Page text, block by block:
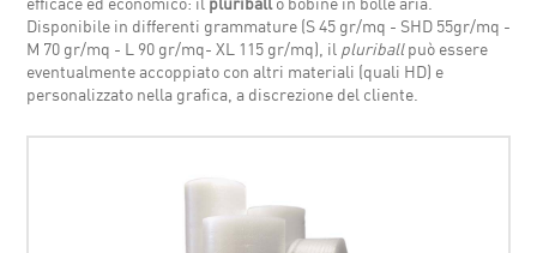
Disponibile in differenti grammature (S 45 gr/mq - SHD 55gr/mq -
M 70 gr/mq - L 90 gr/mq- XL 115 gr/mq), il pluriballpuò essere
eventualmente accoppiato con altri materiali (quali HD) e
personalizzato nella grafica, a discrezione del cliente.